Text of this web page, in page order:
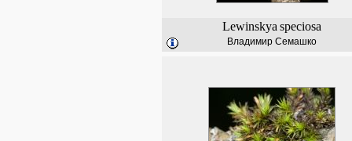
Lewinskya speciosa
Владимир Семашко